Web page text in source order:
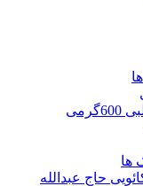
ها
حاج عبدالله